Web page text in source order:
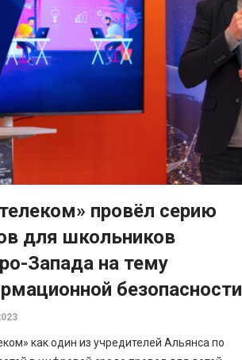
провёл серию
для школьников
Запада на тему
безопасности
как один из учредителей Альянса по